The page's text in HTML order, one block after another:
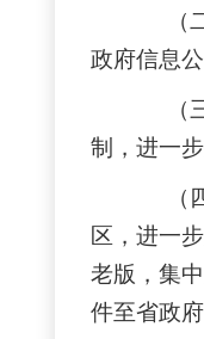
政府信息
制，进一
区，进一
老版，集
件至省政